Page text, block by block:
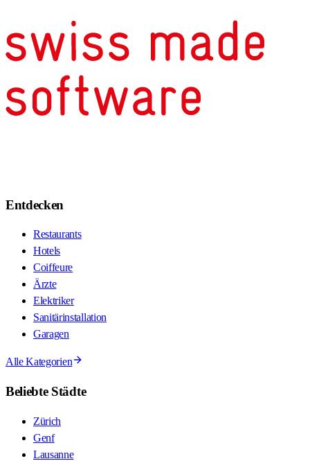
Entdecken
Restaurants
Hotels
Coiffeure
Ärzte
Elektriker
Sanitärinstallation
Garagen
Alle Kategorien
Beliebte Städte
Zürich
Genf
Lausanne